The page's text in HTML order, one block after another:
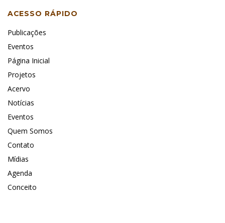
ACESSO RÁPIDO
Publicações
Eventos
Página Inicial
Projetos
Acervo
Notícias
Eventos
Quem Somos
Contato
Mídias
Agenda
Conceito